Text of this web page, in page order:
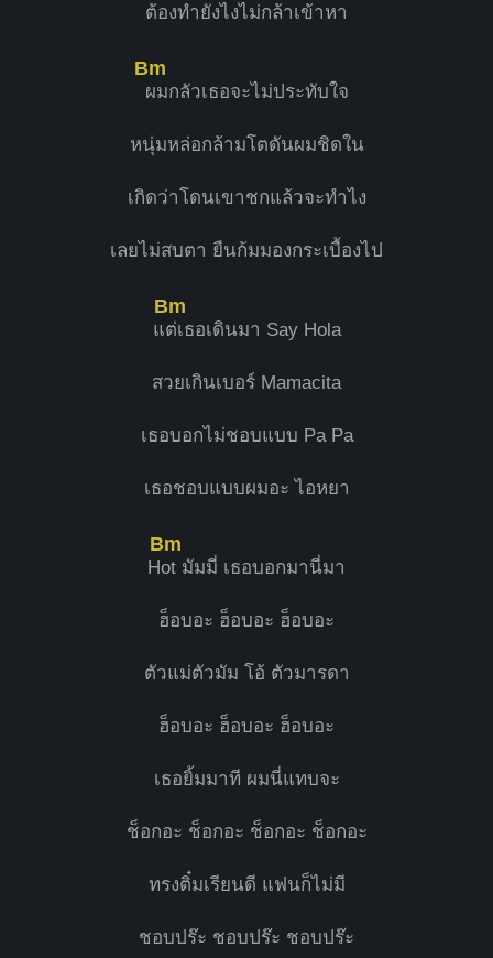
ต้องทำยังไงไม่กล้าเข้าหา
Bm
ผมกลัวเธอจะไม่ประทับใจ
หนุ่มหล่อกล้ามโตดันผมชิดใน
เกิดว่าโดนเขาชกแล้วจะทำไง
เลยไม่สบตา ยืนก้มมองกระเบื้องไป
แ
Bm
ต่เธอเดินมา Say Hola
สวยเกินเบอร์ Mamacita
เธอบอกไม่ชอบแบบ Pa Pa
เธอชอบแบบผมอะ ไอหยา
H
Bm
ot มัมมี่ เธอบอกมานี่มา
ฮ็อบอะ ฮ็อบอะ ฮ็อบอะ
ตัวแม่ตัวมัม โอ้ ตัวมารดา
ฮ็อบอะ ฮ็อบอะ ฮ็อบอะ
เธอยิ้มมาที ผมนี่แทบจะ
ช็อกอะ ช็อกอะ ช็อกอะ ช็อกอะ
ทรงติ๋มเรียนดี แฟนก็ไม่มี
ชอบปร๊ะ ชอบปร๊ะ ชอบปร๊ะ